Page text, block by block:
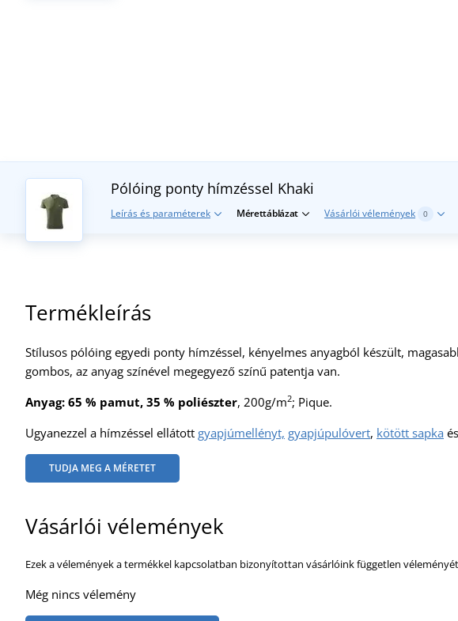
Pólóing ponty hímzéssel Khaki
Leírás és paraméterek Mérettáblázat Vásárlói vélemények 0
Termékleírás
Stílusos pólóing egyedi ponty hímzéssel, kényelmes anyagból készült,
gombos, az anyag színével megegyező színű patentja van.
Anyag: 65 % pamut, 35 % poliészter, 200g/m2; Pique.
Ugyanezzel a hímzéssel ellátott gyapjúmellényt, gyapjúpulóvert, kötött sapka és
TUDJA MEG A MÉRETET
Vásárlói vélemények
Ezek a vélemények a termékkel kapcsolatban bizonyítottan vásárlóink független
Még nincs vélemény